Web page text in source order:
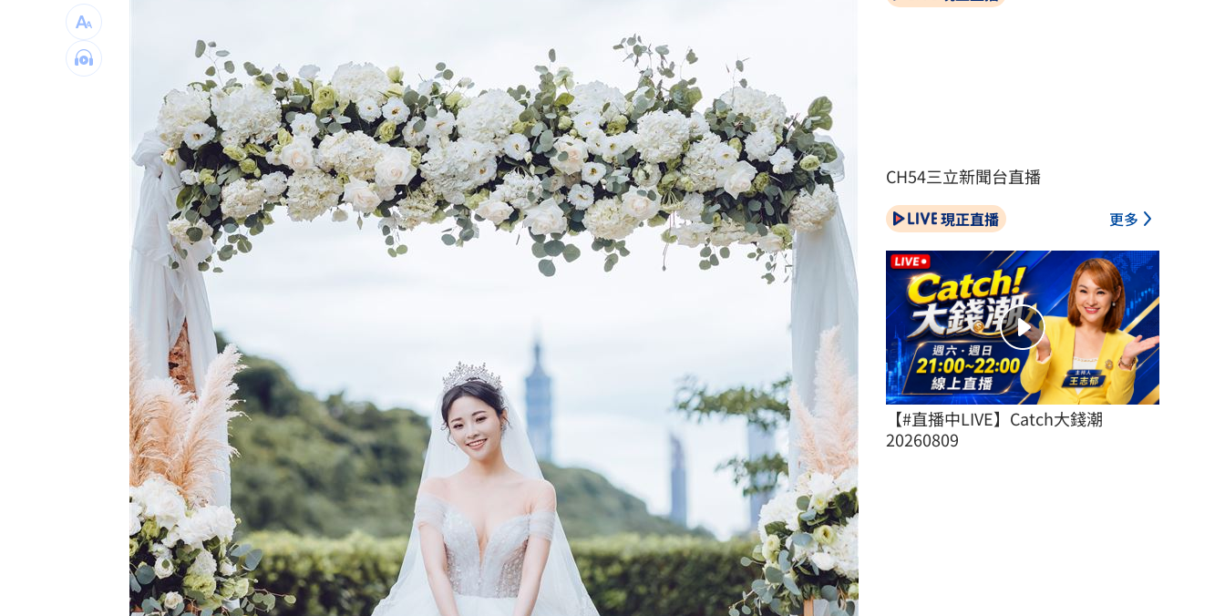
ALLDAY PROJECT太狂！LIVE實力震撼全場
顧立雄視導第三作戰區 慰勉參演官兵辛勞 20:54
放雙手騎車喊手麻！騎士遭打臉仍判罰 20:48
夢幻跨團合體！SUMMER ANJELS重現BP神曲 20:42
新／女大生伴兒屍6日聲押...法官裁定請回 20:39
台灣彩券開獎直播中
LIVE三立+24小時直播
三立iNEWS新聞台線上直播
商場戰國來臨 台中「頂奢大道」逐漸成形 12:00
台彩父親節推新刮刮樂千萬頭獎超「爸」氣 12:00
「拍片人的多重宇宙」職涯論壇9/12登場！ 10:30
8國球員齊聚高雄 Formosa 7s掀足球熱潮 10:00
理想混蛋號召粉絲跨海追星吃美食！ 18:15
CH54三立新聞台直播
現正直播 更多
【#直播中LIVE】Catch大錢潮
20260809